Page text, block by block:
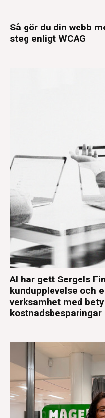
Så gör du din webb
steg enligt WCAG
AI har gett Sergels
kundupplevelse och
verksamhet med
kostnadsbesparingar